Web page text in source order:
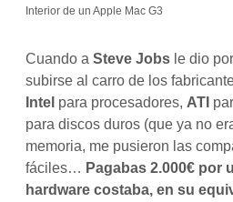
Interior de un Apple Mac G3
Cuando aSteve Jobs le dio
subirse al carro de los
Intel para procesadores, ATI
para discos duros (que ya no
memoria, me pusieron las
fáciles… Pagabas 2.000€ por
hardware costaba, en su